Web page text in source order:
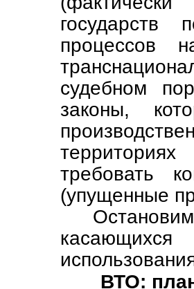
государств
процессов
судебном
законы,
требовать
(упущенные
касающихся
ВТО: